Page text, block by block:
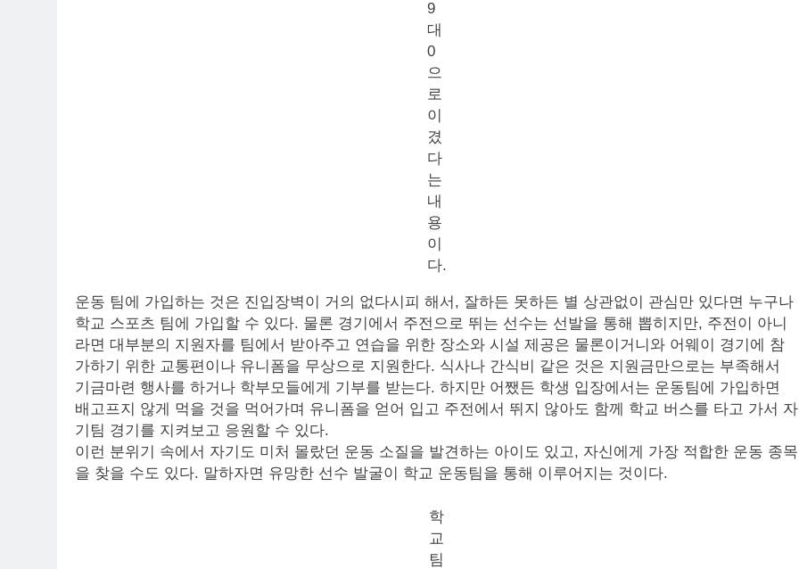
9
대
0
으
로
이
겼
다
는
내
용
이
다.
운동 팀에 가입하는 것은 진입장벽이 거의 없다시피 해서, 잘하든 못하든 별 상관없이 관심만 있다면 누구나
학교 스포츠 팀에 가입할 수 있다. 물론 경기에서 주전으로 뛰는 선수는 선발을 통해 뽑히지만, 주전이 아니
라면 대부분의 지원자를 팀에서 받아주고 연습을 위한 장소와 시설 제공은 물론이거니와 어웨이 경기에 참
가하기 위한 교통편이나 유니폼을 무상으로 지원한다. 식사나 간식비 같은 것은 지원금만으로는 부족해서
기금마련 행사를 하거나 학부모들에게 기부를 받는다. 하지만 어쨌든 학생 입장에서는 운동팀에 가입하면
배고프지 않게 먹을 것을 먹어가며 유니폼을 얻어 입고 주전에서 뛰지 않아도 함께 학교 버스를 타고 가서 자
기팀 경기를 지켜보고 응원할 수 있다.
이런 분위기 속에서 자기도 미처 몰랐던 운동 소질을 발견하는 아이도 있고, 자신에게 가장 적합한 운동 종목
을 찾을 수도 있다. 말하자면 유망한 선수 발굴이 학교 운동팀을 통해 이루어지는 것이다.
학
교
팀